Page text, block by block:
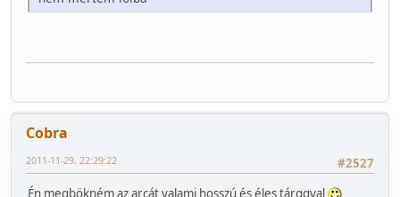
Cobra
#2527
2011-11-29, 22:29:22
Én megbökném az arcát valami hosszú és éles tárggyal